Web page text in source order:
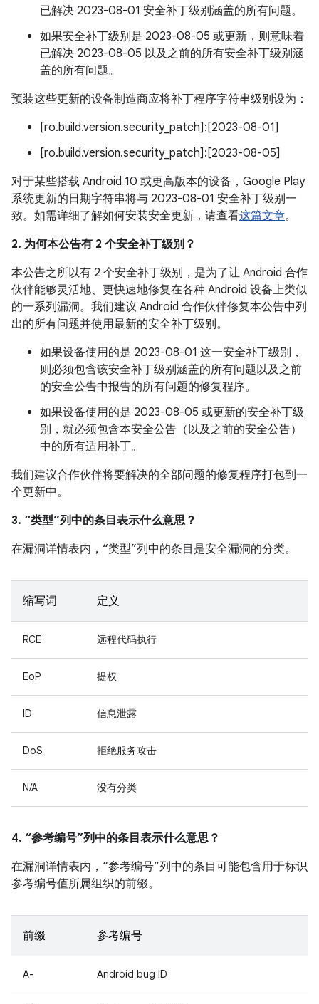
已解决 2023-08-01 安全补丁级别涵盖的所有问题。
如果安全补丁级别是 2023-08-05 或更新，则意味着
已解决 2023-08-05 以及之前的所有安全补丁级别涵
盖的所有问题。
预装这些更新的设备制造商应将补丁程序字符串级别设为：
[ro.build.version.security_patch]:[2023-08-01]
[ro.build.version.security_patch]:[2023-08-05]
对于某些搭载 Android 10 或更高版本的设备，Google Play
系统更新的日期字符串将与 2023-08-01 安全补丁级别一
致。如需详细了解如何安装安全更新，请查看这篇文章。
2. 为何本公告有 2 个安全补丁级别？
本公告之所以有 2 个安全补丁级别，是为了让 Android 合作
伙伴能够灵活地、更快速地修复在各种 Android 设备上类似
的一系列漏洞。我们建议 Android 合作伙伴修复本公告中列
出的所有问题并使用最新的安全补丁级别。
如果设备使用的是 2023-08-01 这一安全补丁级别，
则必须包含该安全补丁级别涵盖的所有问题以及之前
的安全公告中报告的所有问题的修复程序。
如果设备使用的是 2023-08-05 或更新的安全补丁级
别，就必须包含本安全公告（以及之前的安全公告）
中的所有适用补丁。
我们建议合作伙伴将要解决的全部问题的修复程序打包到一
个更新中。
3. “类型”列中的条目表示什么意思？
在漏洞详情表内，“类型”列中的条目是安全漏洞的分类。
缩写词 定义
RCE 远程代码执行
EoP 提权
ID 信息泄露
DoS 拒绝服务攻击
N/A 没有分类
4. “参考编号”列中的条目表示什么意思？
在漏洞详情表内，“参考编号”列中的条目可能包含用于标识
参考编号值所属组织的前缀。
前缀 参考编号
A- Android bug ID